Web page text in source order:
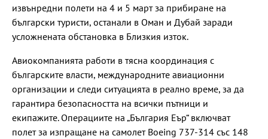
извънредни полети на 4 и 5 март за прибиране на
български туристи, останали в Оман и Дубай заради
усложнената обстановка в Близкия изток.
Авиокомпанията работи в тясна координация с
българските власти, международните авиационни
организации и следи ситуацията в реално време, за да
гарантира безопасността на всички пътници и
екипажите. Операциите на „България Еър“ включват
полет за изпращане на самолет Boeing 737-314 със 148